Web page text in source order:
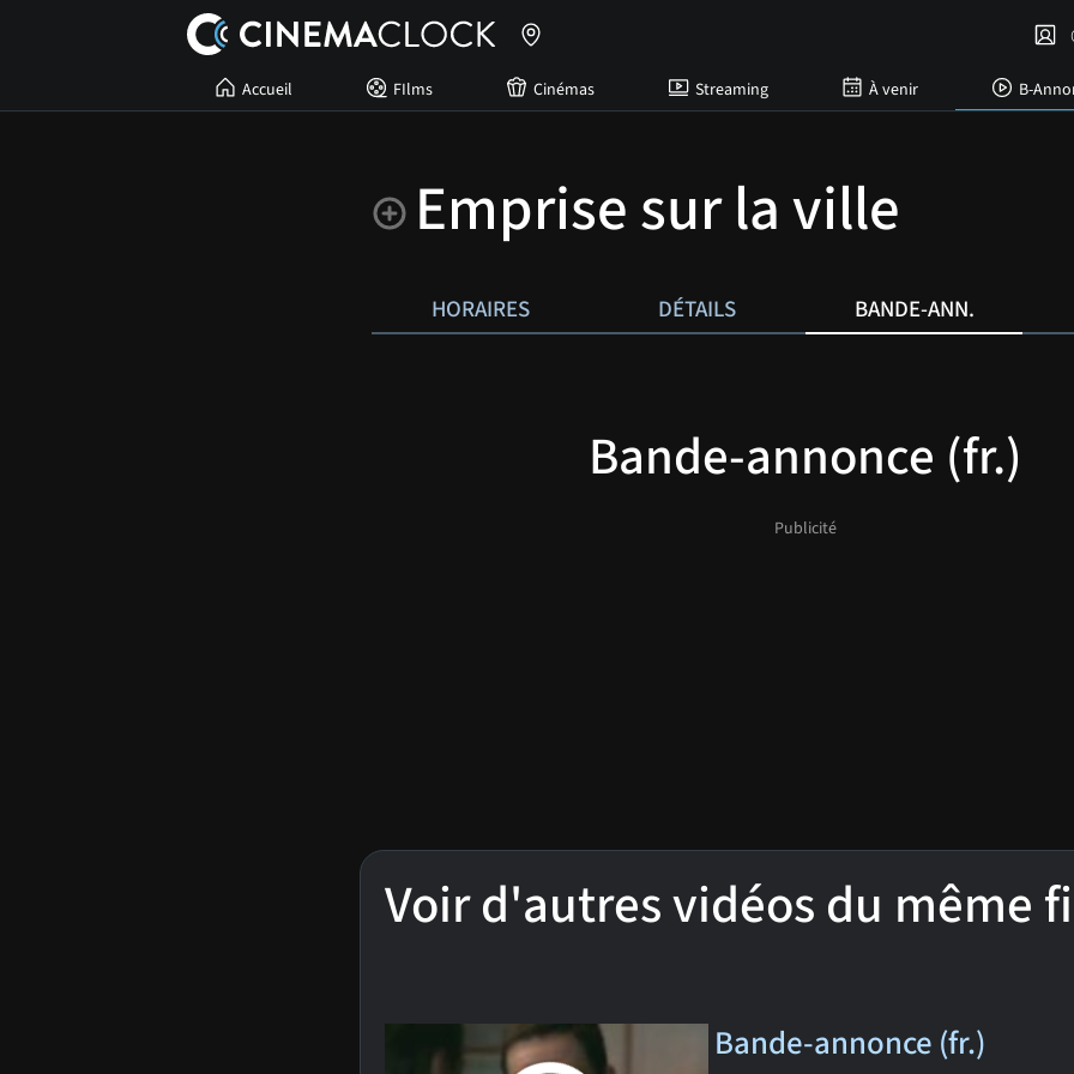
Accueil FIlms Cinémas Streaming À venir B-
Emprise sur la ville
HORAIRES DÉTAILS BANDE-ANN.
Bande-annonce (fr.)
Voir d'autres vidéos du même
Bande-annonce (fr.)